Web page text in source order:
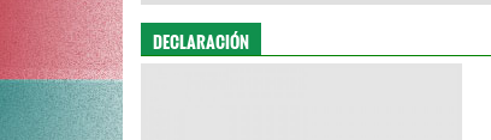
DECLARACIÓN